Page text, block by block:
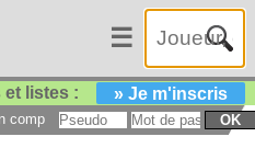
☰
listes : » Je m'inscris
compte : OK